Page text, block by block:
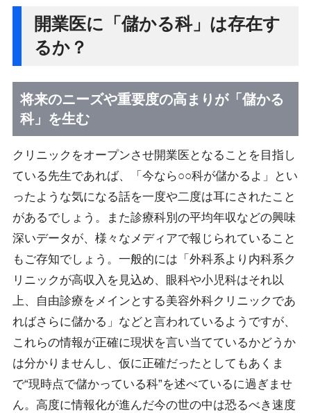
開業医に「儲かる科」は存在す
るか？
将来のニーズや重要度の高まりが「儲かる
科」を生む
クリニックをオープンさせ開業医となることを目指し
ている先生であれば、「今なら○○科が儲かるよ」とい
ったような気になる話を一度や二度は耳にされたこと
があるでしょう。また診療科別の平均年収などの興味
深いデータが、様々なメディアで報じられていること
もご存知でしょう。一般的には「外科系より内科系ク
リニックが高収入を見込め、眼科や小児科はそれ以
上、自由診療をメインとする美容外科クリニックであ
ればさらに儲かる」などと言われているようですが、
これらの情報が正確に現状を言い当てているかどうか
は分かりませんし、仮に正確だったとしてもあくま
で“現時点で儲かっている科”を述べているに過ぎませ
ん。高度に情報化が進んだ今の世の中は恐るべき速度